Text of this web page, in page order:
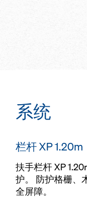
系统
栏杆 XP 1.20m
扶手栏杆 XP
护。 防护格栅、
全屏障。